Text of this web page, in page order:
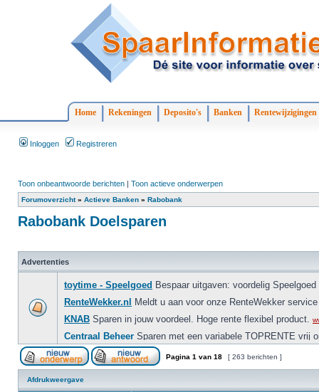
Home Rekeningen Deposito's Banken Rentewijzigingen
Inloggen Registreren
Toon onbeantwoorde berichten | Toon actieve onderwerpen
Forumoverzicht» Actieve Banken » Rabobank
Rabobank Doelsparen
Advertenties
Pagina 1 van 18 [ 263 berichten ]
Afdrukweergave